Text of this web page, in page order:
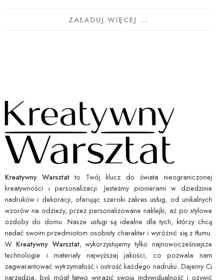
ZAŁADUJ WIĘCEJ ...
Kreatywny Warsztat to Twój klucz do świata nieograniczonej
kreatywności i personalizacji. Jesteśmy pionierami w dziedzinie
nadruków i dekoracji, oferując szeroki zakres usług, od unikalnych
wzorów na odzieży, przez personalizowane naklejki, aż po stylowe
ozdoby do domu. Nasze usługi są idealne dla tych, którzy chcą
nadać swoim przedmiotom osobisty charakter i wyróżnić się z tłumu.
W Kreatywny Warsztat, wykorzystujemy tylko najnowocześniejsze
technologie i materiały najwyższej jakości, co pozwala nam
zagwarantować wytrzymałość i ostrość każdego nadruku. Dajemy Ci
narzędzia, byś mógł łatwo wyrazić swoją indywidualność i ożywić